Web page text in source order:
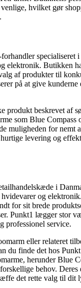
hvilket gør
specialiseret i
elektronik. Butikken
af produkter til
på at give kunderne
produkt beskrevet af
som Blue Compass
muligheden for nemt
levering og
i
hvidevarer og
for sit brede
Punkt1 lægger stor
professionel service.
eller relateret
du finde det hos
herunder Blue
behov. Deres
det rette valg til dit